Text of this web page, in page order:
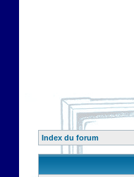
Index du forum